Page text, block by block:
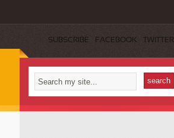
SUBSCRIBE FACEBOOK TWITTER